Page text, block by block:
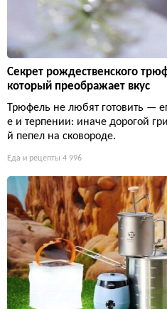
Секрет рождественского
который преображает вкус
Трюфель не любят готовить —
е и терпении: иначе дорогой
й пепел на сковороде.
Еда и рецепты 4 996